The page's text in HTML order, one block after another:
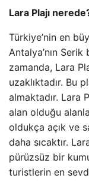
Lara Plajı
Türkiye’nin en
Antalya’nın
zamanda, Lara
uzaklıktadır. Bu
almaktadır. Lara
alan olduğu
oldukça açık ve
daha sıcaktır.
pürüzsüz bir
turistlerin en